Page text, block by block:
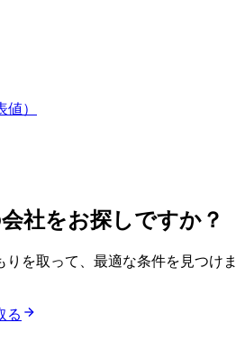
）
社をお探しですか？
を取って、最適な条件を見つけま
る